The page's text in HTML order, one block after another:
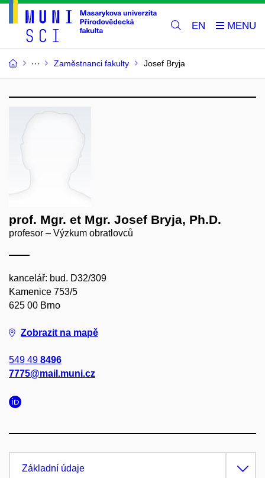
EN
Zaměstnanci fakulty Josef Bryja
prof. Mgr. et Mgr. Josef Bryja, Ph.D.
profesor – Výzkum obratlovců
kancelář: bud. D32/309
Kamenice 753/5
625 00 Brno
Zobrazit na mapě
549 49 8496
7775@mail.muni.cz
Základní údaje